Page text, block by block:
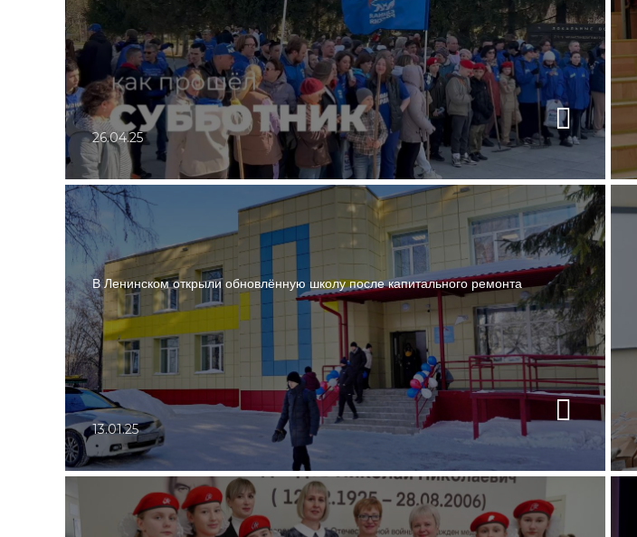
26.04.25
В Ленинском открыли обновлённую школу после капитального ремонта
13.01.25